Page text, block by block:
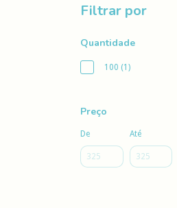
Filtrar por
Quantidade
100 (1)
Preço
De Até